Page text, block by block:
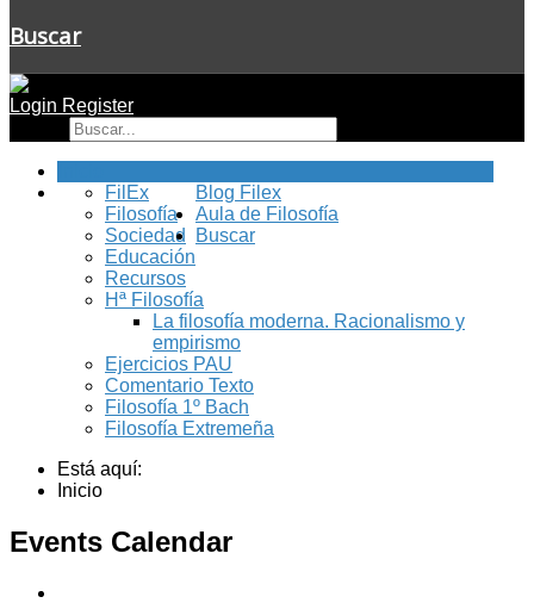
Buscar
Login Register
Blog Filex
FilEx
Filosofía
Sociedad
Educación
Recursos
Aula de Filosofía
Hª Filosofía
La filosofía moderna. Racionalismo y
empirismo
Ejercicios PAU
Comentario Texto
Filosofía 1º Bach
Filosofía Extremeña
Buscar
Está aquí:
Inicio
Events Calendar